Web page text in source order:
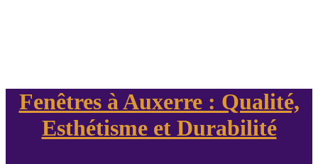
Fenêtres à Auxerre : Qualité,
Esthétisme et Durabilité